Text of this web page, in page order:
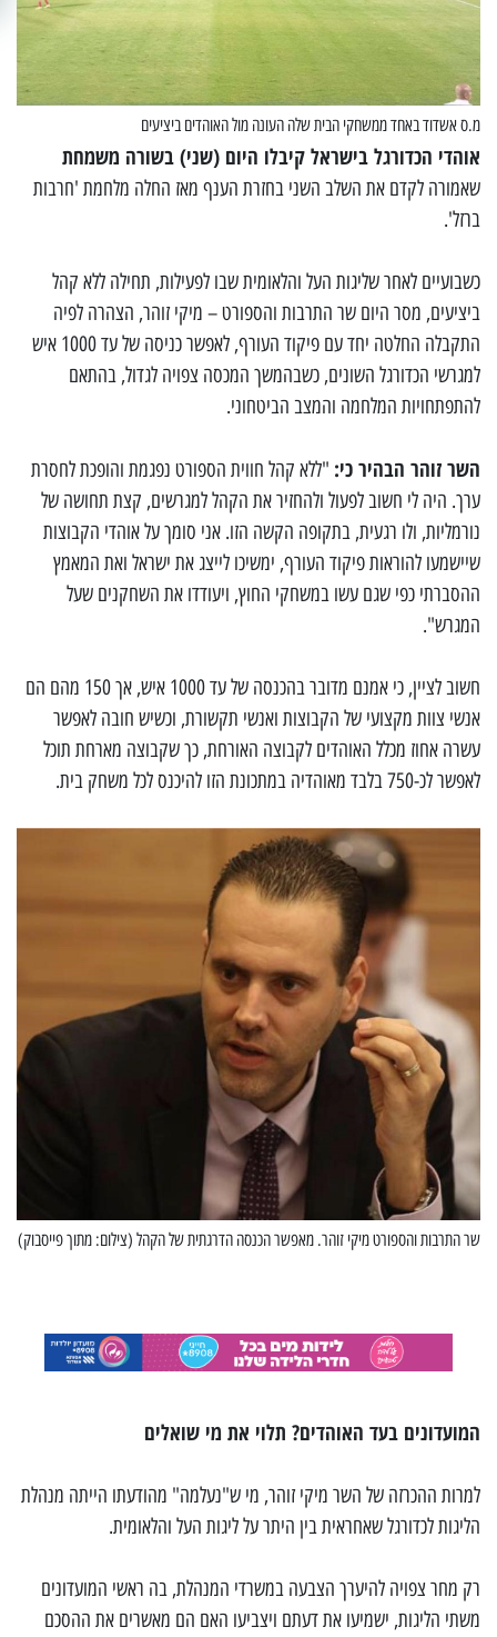
מ.ס אשדוד באחד ממשחקי הבית שלה העונה מול האוהדים ביציעים
אוהדי הכדורגל בישראל קיבלו היום (שני) בשורה משמחת
שאמורה לקדם את השלב השני בחזרת הענף מאז החלה מלחמת 'חרבות
ברזל'.
כשבועיים לאחר שליגות העל והלאומית שבו לפעילות, תחילה ללא קהל
ביציעים, מסר היום שר התרבות והספורט – מיקי זוהר, הצהרה לפיה
התקבלה החלטה יחד עם פיקוד העורף, לאפשר כניסה של עד 1000 איש
למגרשי הכדורגל השונים, כשבהמשך המכסה צפויה לגדול, בהתאם
להתפתחויות המלחמה והמצב הביטחוני.
השר זוהר הבהיר כי: "ללא קהל חווית הספורט נפגמת והופכת לחסרת
ערך. היה לי חשוב לפעול ולהחזיר את הקהל למגרשים, קצת תחושה של
נורמליות, ולו רגעית, בתקופה הקשה הזו. אני סומך על אוהדי הקבוצות
שיישמעו להוראות פיקוד העורף, ימשיכו לייצג את ישראל ואת המאמץ
ההסברתי כפי שגם עשו במשחקי החוץ, ויעודדו את השחקנים שעל
המגרש".
חשוב לציין, כי אמנם מדובר בהכנסה של עד 1000 איש, אך 150 מהם הם
אנשי צוות מקצועי של הקבוצות ואנשי תקשורת, וכשיש חובה לאפשר
עשרה אחוז מכלל האוהדים לקבוצה האורחת, כך שקבוצה מארחת תוכל
לאפשר לכ-750 בלבד מאוהדיה במתכונת הזו להיכנס לכל משחק בית.
שר התרבות והספורט מיקי זוהר. מאפשר הכנסה הדרגתית של הקהל (צילום: מתוך פייסבוק)
המועדונים בעד האוהדים? תלוי את מי שואלים
למרות ההכרזה של השר מיקי זוהר, מי ש"נעלמה" מהודעתו הייתה מנהלת
הליגות לכדורגל שאחראית בין היתר על ליגות העל והלאומית.
רק מחר צפויה להיערך הצבעה במשרדי המנהלת, בה ראשי המועדונים
משתי הליגות, ישמיעו את דעתם ויצביעו האם הם מאשרים את ההסכם